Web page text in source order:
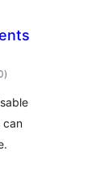
общо
оценки
)
can